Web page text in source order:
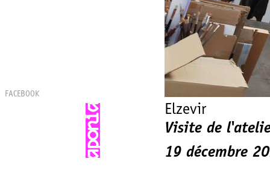
FACEBOOK
Elzevir
Visite de
19 décembre